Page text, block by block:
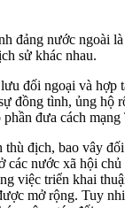
nước ngoài
sử khác nhau.
đối ngoại và hợp
đồng tình, ủng hộ
đưa cách
địch, bao vây
nước xã hội
việc triển khai
mở rộng. Tuy